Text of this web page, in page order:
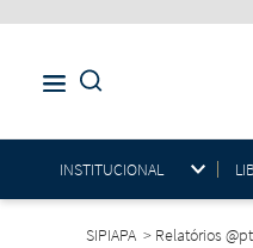
INSTITUCIONAL
SIPIAPA > Relatórios